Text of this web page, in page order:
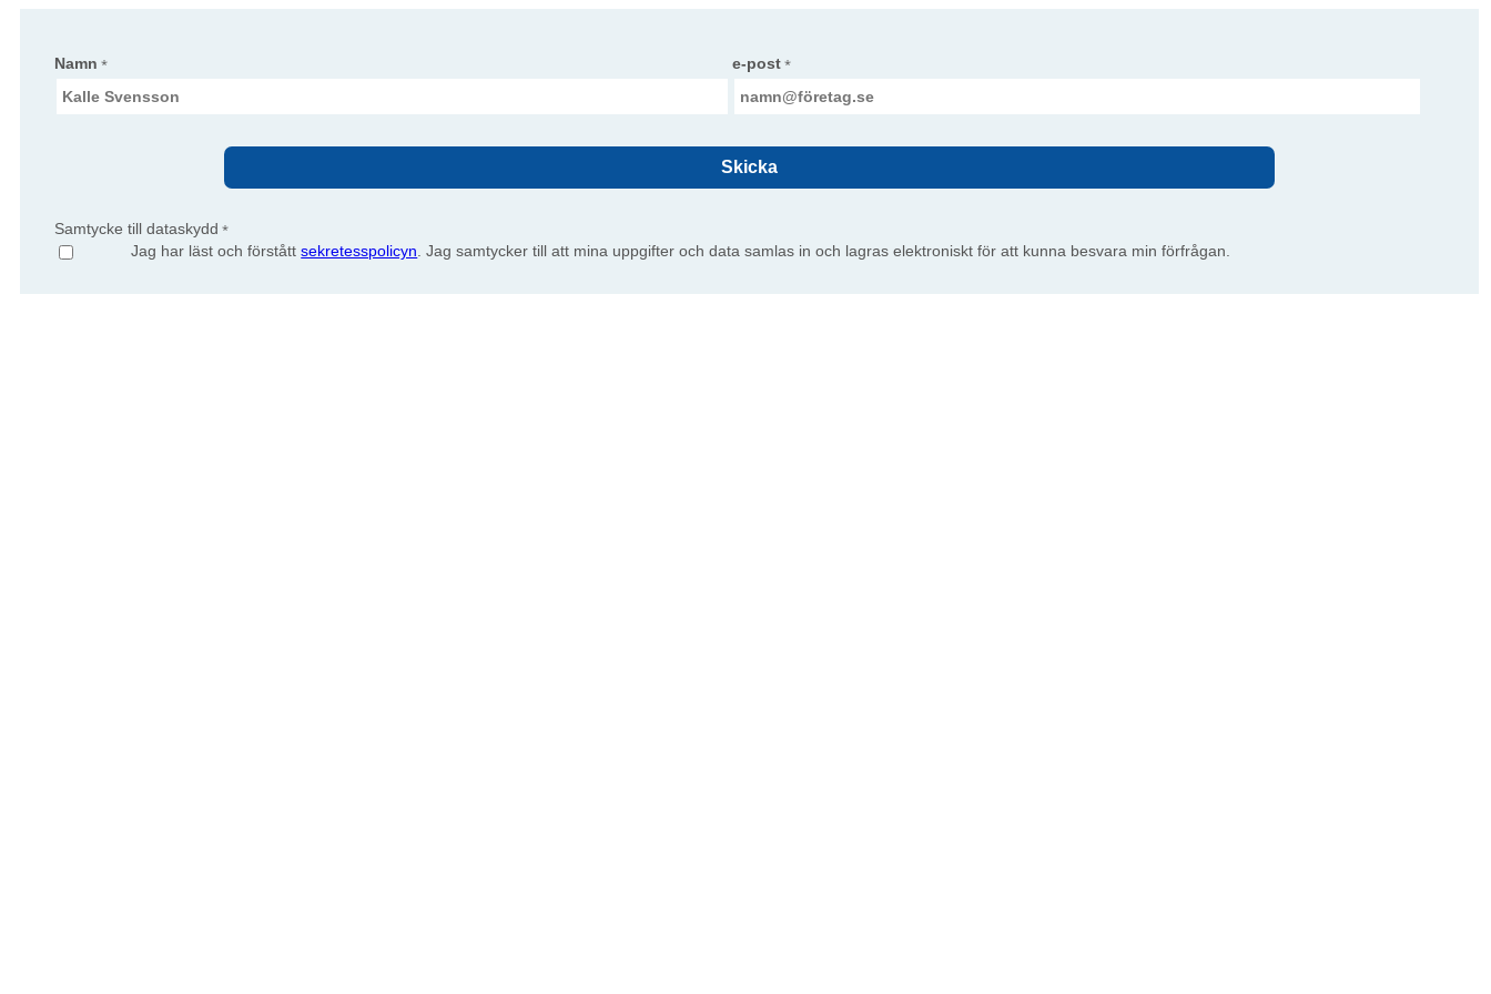
Namn * e-post *
Skicka
Samtycke till dataskydd *
Jag har läst och förståttsekretesspolicyn . Jag samtycker till att mina uppgifter och data samlas in och lagras elektroniskt för att kunna besvara min förfrågan.